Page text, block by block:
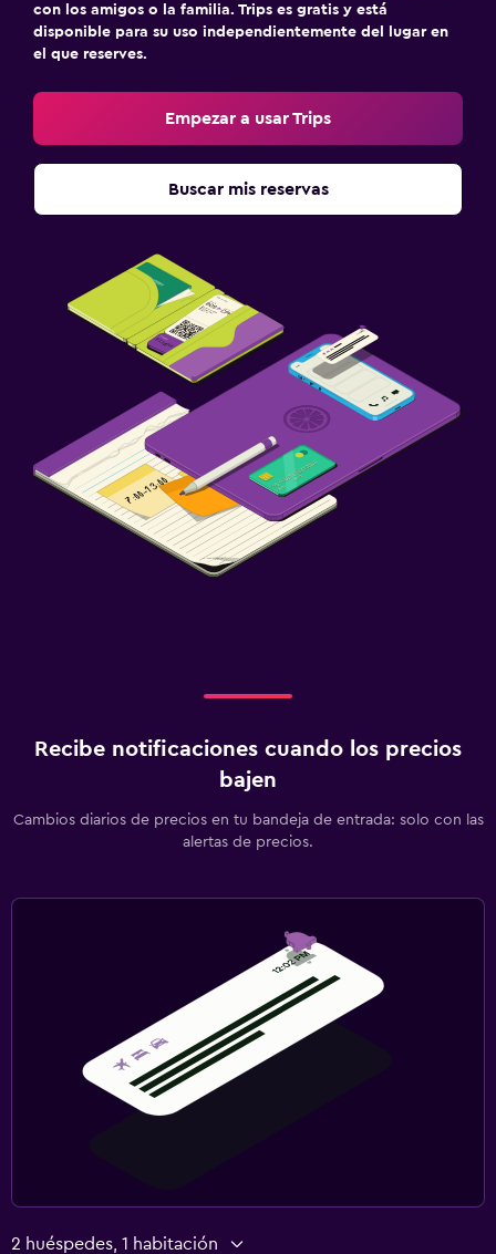
con los amigos o la familia. Trips es gratis y está
disponible para su uso independientemente del lugar en
el que reserves.
Empezar a usar Trips
Buscar mis reservas
Recibe notificaciones cuando los precios
bajen
Cambios diarios de precios en tu bandeja de entrada: solo con las
alertas de precios.
2 huéspedes, 1 habitación